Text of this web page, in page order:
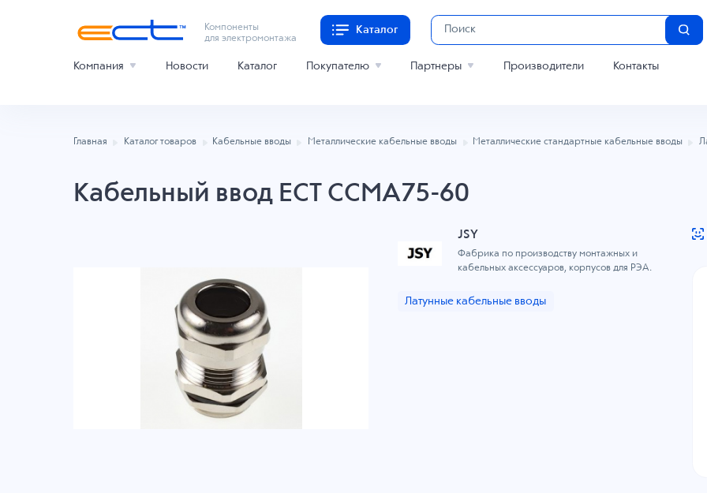
Компоненты
для электромонтажа
Каталог
Компания Новости Каталог Покупателю Партнеры Производители Контакты
Главная Каталог товаров Кабельные вводы Металлические кабельные вводы Металлические стандартные кабельные вводы
Кабельный ввод ECT CCMA75-60
JSY
Фабрика по производству монтажных и
кабельных аксессуаров, корпусов для РЭА.
Латунные кабельные вводы